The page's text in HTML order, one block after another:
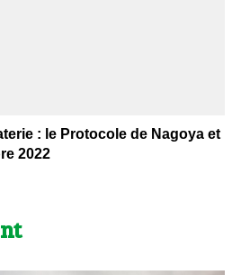
: le Protocole de Nagoya et
2022